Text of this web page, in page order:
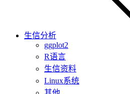
生信分析
ggplot2
R语言
生信资料
Linux系统